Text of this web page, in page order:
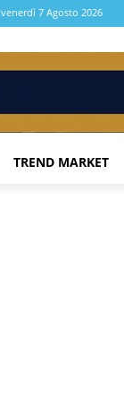
venerdì 7 Agosto 2026
TREND MARKET